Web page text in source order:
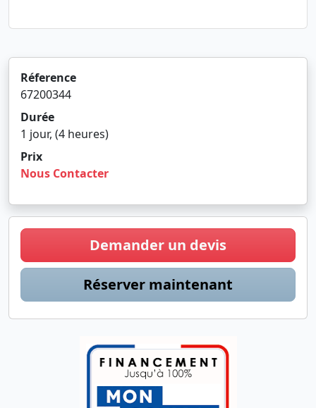
Réference
67200344
Durée
1 jour, (4 heures)
Prix
Nous Contacter
Demander un devis
Réserver maintenant